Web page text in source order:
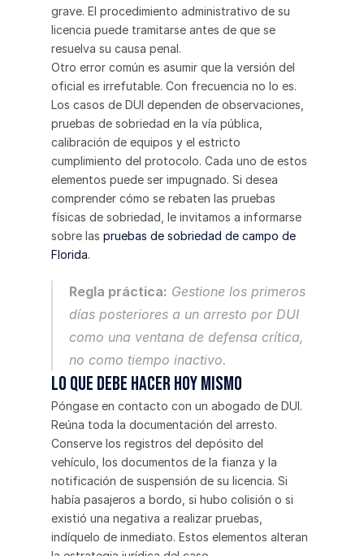
grave. El procedimiento administrativo de su
licencia puede tramitarse antes de que se
resuelva su causa penal.
Otro error común es asumir que la versión del
oficial es irrefutable. Con frecuencia no lo es.
Los casos de DUI dependen de observaciones,
pruebas de sobriedad en la vía pública,
calibración de equipos y el estricto
cumplimiento del protocolo. Cada uno de estos
elementos puede ser impugnado. Si desea
comprender cómo se rebaten las pruebas
físicas de sobriedad, le invitamos a informarse
sobre las pruebas de sobriedad de campo de
Florida.
Regla práctica: Gestione los primeros
días posteriores a un arresto por DUI
como una ventana de defensa crítica,
no como tiempo inactivo.
Lo que debe hacer hoy mismo
Póngase en contacto con un abogado de DUI.
Reúna toda la documentación del arresto.
Conserve los registros del depósito del
vehículo, los documentos de la fianza y la
notificación de suspensión de su licencia. Si
había pasajeros a bordo, si hubo colisión o si
existió una negativa a realizar pruebas,
indíquelo de inmediato. Estos elementos alteran